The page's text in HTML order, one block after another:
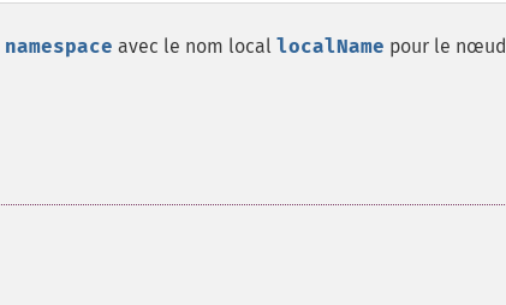
namespace avec le nom local localName pour le nœud